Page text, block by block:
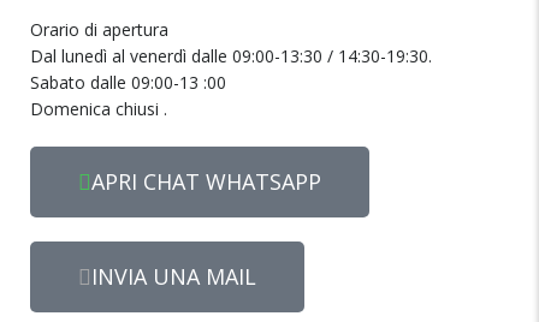
Orario di apertura
Dal lunedì al venerdì dalle 09:00-13:30 / 14:30-19:30.
Sabato dalle 09:00-13 :00
Domenica chiusi .
APRI CHAT WHATSAPP
INVIA UNA MAIL